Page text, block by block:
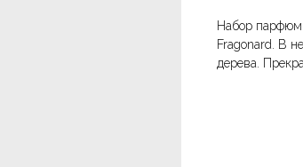
Набор
Fragonard. В
дерева.